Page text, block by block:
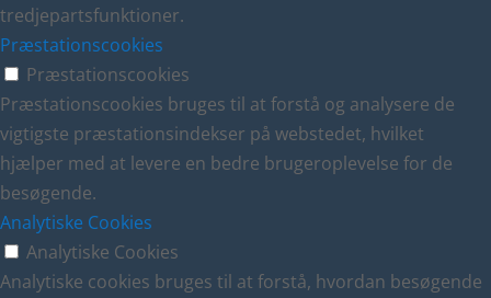
tredjepartsfunktioner.
Præstationscookies
Præstationscookies
Præstationscookies bruges til at forstå og analysere de
vigtigste præstationsindekser på webstedet, hvilket
hjælper med at levere en bedre brugeroplevelse for de
besøgende.
Analytiske Cookies
Analytiske Cookies
Analytiske cookies bruges til at forstå, hvordan besøgende